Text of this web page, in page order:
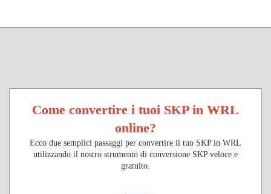
Come convertire i tuoi SKP in WRL
online?
Ecco due semplici passaggi per convertire il tuo SKP in WRL
utilizzando il nostro strumento di conversione SKP veloce e
gratuito.